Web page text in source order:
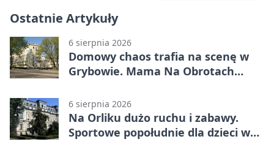
Ostatnie Artykuły
6 sierpnia 2026
Domowy chaos trafia na scenę w
Grybowie. Mama Na Obrotach
6 sierpnia 2026
Na Orliku dużo ruchu i zabawy.
Sportowe popołudnie dla dzieci w